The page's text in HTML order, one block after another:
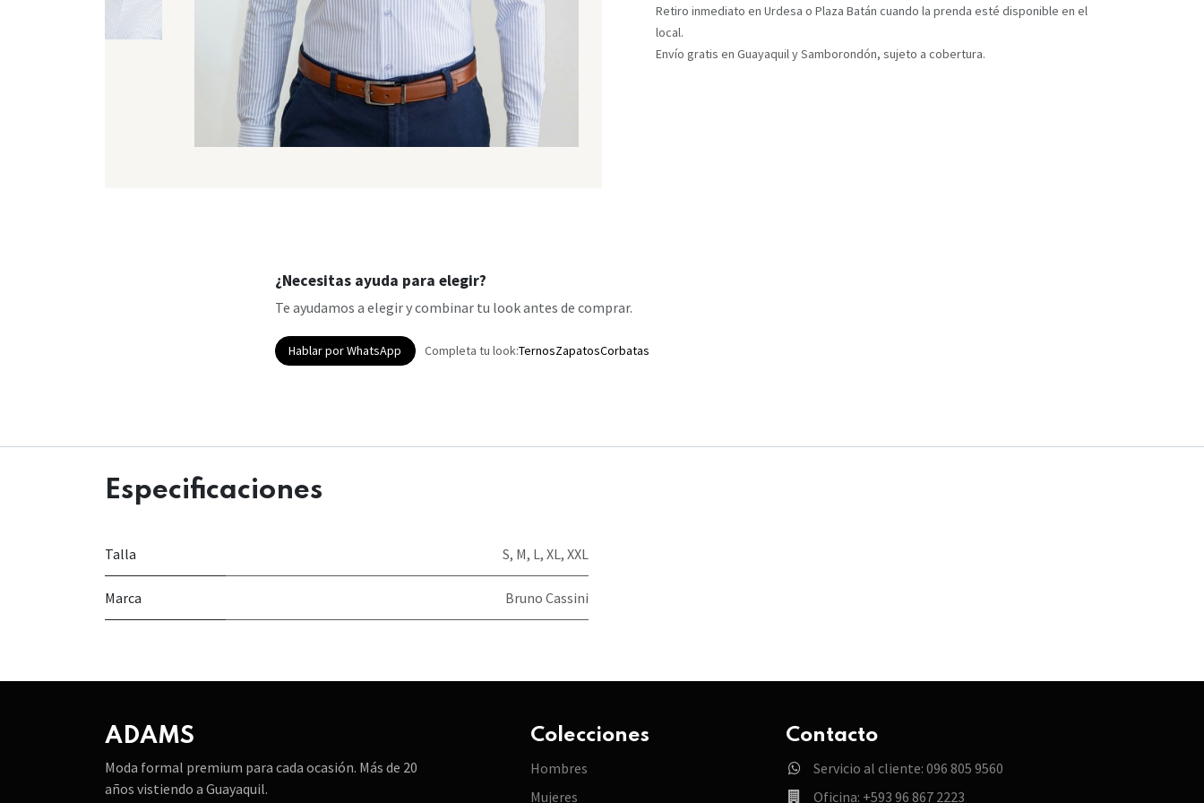
Retiro inmediato en Urdesa o Plaza Batán cuando la prenda esté disponible en el
local.
Envío gratis en Guayaquil y Samborondón, sujeto a cobertura.
¿Necesitas ayuda para elegir?
Te ayudamos a elegir y combinar tu look antes de comprar.
Hablar por WhatsApp Completa tu look:TernosZapatosCorbatas
Especificaciones
Talla S, M, L, XL, XXL
Marca Bruno Cassini
ADAMS
Moda formal premium para cada ocasión. Más de 20
años vistiendo a Guayaquil.
Colecciones
Hombres
Mujeres
Contacto
Servicio al cliente: 096 805 9560
Oficina: +593 96 867 2223